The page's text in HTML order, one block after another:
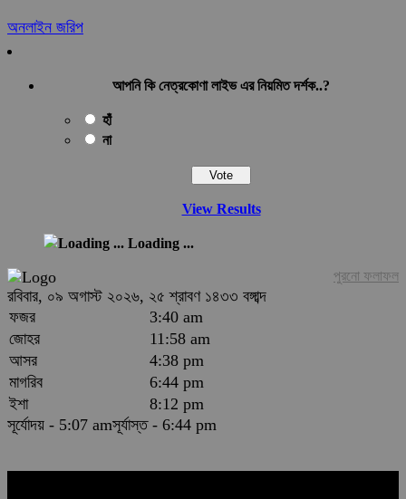
অনলাইন জরিপ
আপনি কি নেত্রকোণা লাইভ এর নিয়মিত দর্শক..?
হাঁ
না
View Results
Loading ...
পুরনো ফলাফল
রবিবার, ০৯ অগাস্ট ২০২৬, ২৫ শ্রাবণ ১৪৩৩ বঙ্গাব্দ
ফজর
3:40 am
জোহর
11:58 am
আসর
4:38 pm
মাগরিব
6:44 pm
ইশা
8:12 pm
সূর্যোদয় - 5:07 amসূর্যাস্ত - 6:44 pm